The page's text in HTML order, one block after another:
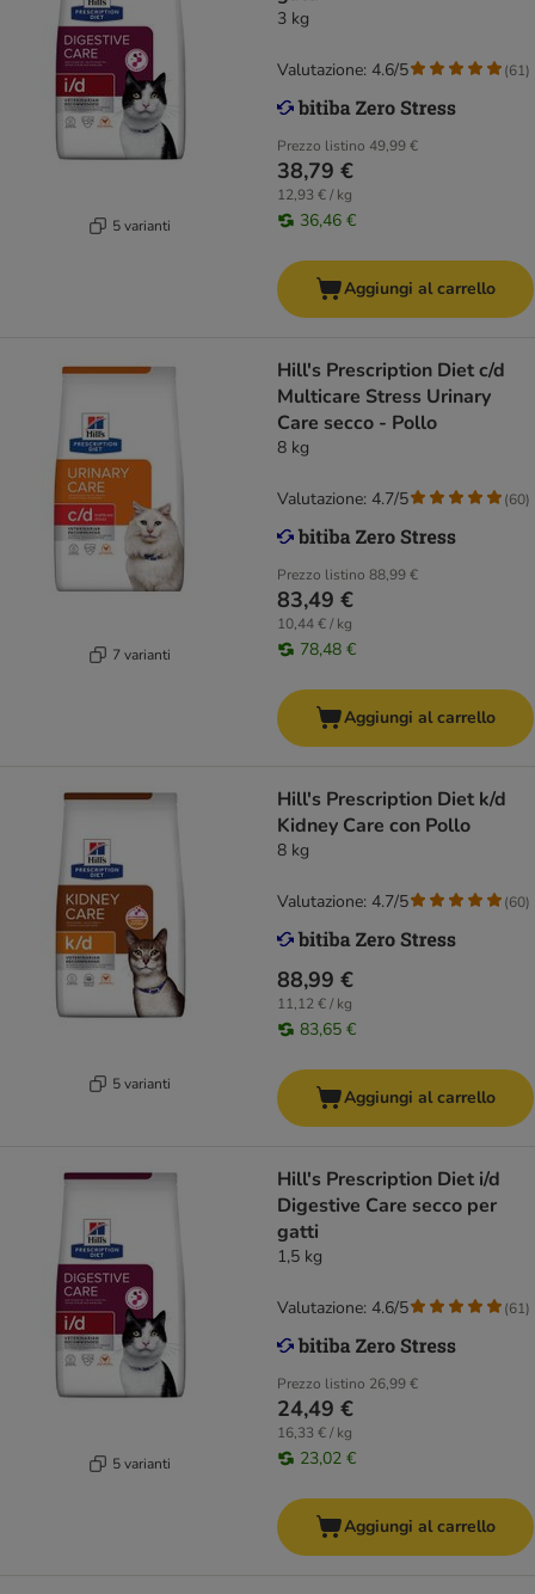
5 varianti
3 kg
Prezzo listino 49,99 €
38,79 €
12,93 € / kg
36,46 €
Valutazione: 4.6/5 (61)
Aggiungi al carrello
7 varianti
Hill's Prescription Diet c/d
Multicare Stress Urinary
Care secco - Pollo
8 kg
Prezzo listino 88,99 €
83,49 €
10,44 € / kg
78,48 €
Valutazione: 4.7/5 (60)
Aggiungi al carrello
5 varianti
Hill's Prescription Diet k/d
Kidney Care con Pollo
8 kg
88,99 €
11,12 € / kg
83,65 €
Valutazione: 4.7/5 (60)
Aggiungi al carrello
5 varianti
Hill's Prescription Diet i/d
Digestive Care secco per
gatti
1,5 kg
Prezzo listino 26,99 €
24,49 €
16,33 € / kg
23,02 €
Valutazione: 4.6/5 (61)
Aggiungi al carrello